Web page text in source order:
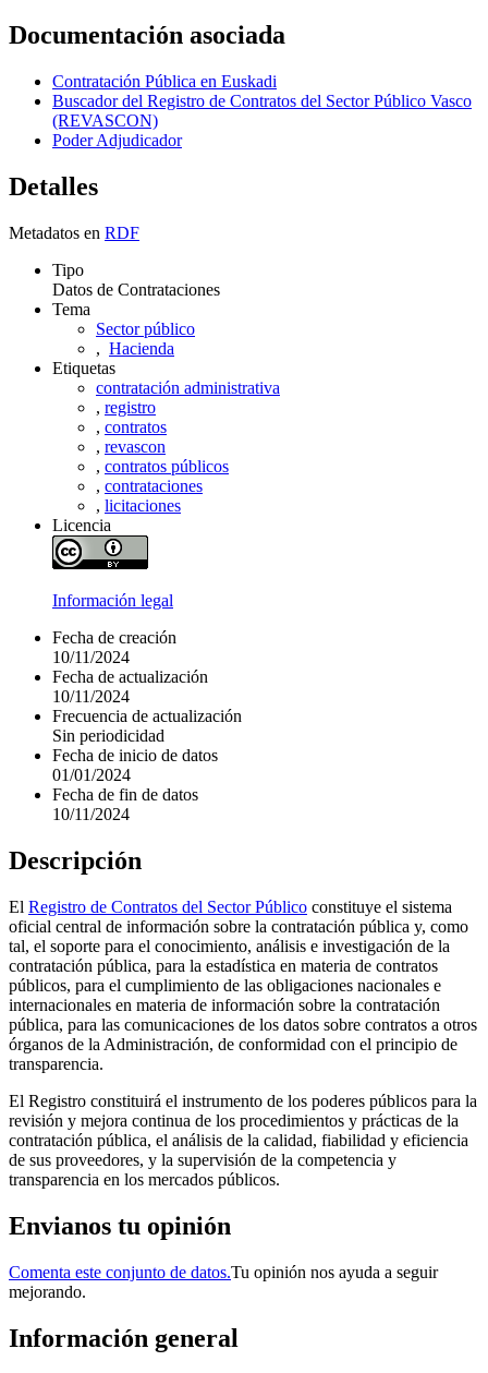
Documentación asociada
Contratación Pública en Euskadi
Buscador del Registro de Contratos del Sector Público Vasco
(REVASCON)
Poder Adjudicador
Detalles
Metadatos en RDF
Tipo
Datos de Contrataciones
Tema
Sector público
, Hacienda
Etiquetas
contratación administrativa
, registro
, contratos
, revascon
, contratos públicos
, contrataciones
, licitaciones
Licencia
Información legal
Fecha de creación
10/11/2024
Fecha de actualización
10/11/2024
Frecuencia de actualización
Sin periodicidad
Fecha de inicio de datos
01/01/2024
Fecha de fin de datos
10/11/2024
Descripción
El Registro de Contratos del Sector Público constituye el sistema
oficial central de información sobre la contratación pública y, como
tal, el soporte para el conocimiento, análisis e investigación de la
contratación pública, para la estadística en materia de contratos
públicos, para el cumplimiento de las obligaciones nacionales e
internacionales en materia de información sobre la contratación
pública, para las comunicaciones de los datos sobre contratos a otros
órganos de la Administración, de conformidad con el principio de
transparencia.
El Registro constituirá el instrumento de los poderes públicos para la
revisión y mejora continua de los procedimientos y prácticas de la
contratación pública, el análisis de la calidad, fiabilidad y eficiencia
de sus proveedores, y la supervisión de la competencia y
transparencia en los mercados públicos.
Envianos tu opinión
Comenta este conjunto de datos.Tu opinión nos ayuda a seguir
mejorando.
Información general